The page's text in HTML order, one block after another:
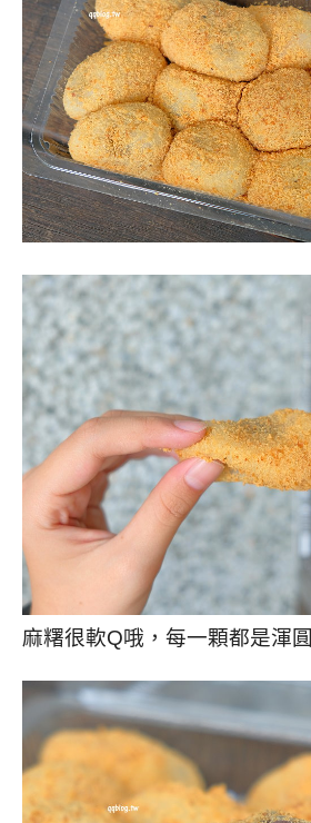
麻糬很軟Q哦，每一顆都是渾